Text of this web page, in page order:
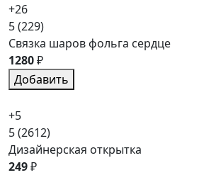
+26
5(229)
Связка шаров фольга сердце
1280₽
Добавить
+5
5(2612)
Дизайнерская открытка
249₽